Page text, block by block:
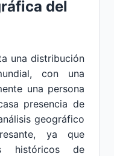
del
una distribución
con una
una persona
presencia de
geográfico
ya que
históricos de